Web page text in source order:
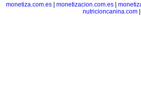
monetiza.com.es| monetizacion.com.es|
nutricioncanina.com